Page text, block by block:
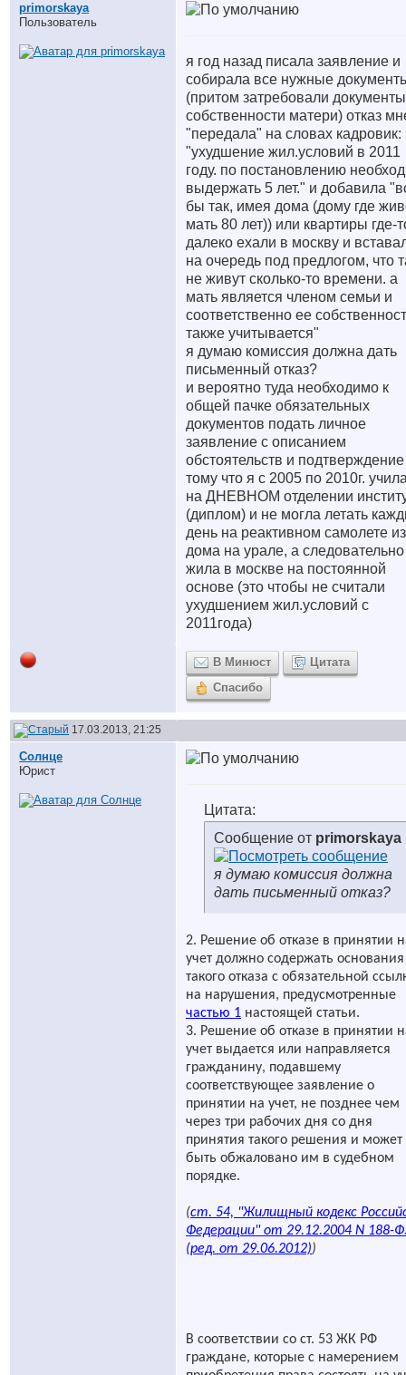
primorskaya
Пользователь
я год назад писала заявление и
собирала все нужные
(притом затребовали
собственности матери) отказ
"передала" на словах кадровик:
"ухудшение жил.условий в 2011
году. по постановлению
выдержать 5 лет." и добавила
бы так, имея дома (дому где
мать 80 лет)) или квартиры где-
далеко ехали в москву и
на очередь под предлогом, что
не живут сколько-то времени. а
мать является членом семьи и
соответственно ее
также учитывается"
я думаю комиссия должна дать
письменный отказ?
и вероятно туда необходимо к
общей пачке обязательных
документов подать личное
заявление с описанием
обстоятельств и подтверждение
тому что я с 2005 по 2010г.
на ДНЕВНОМ отделении
(диплом) и не могла летать
день на реактивном самолете из
дома на урале, а следовательно
жила в москве на постоянной
основе (это чтобы не считали
ухудшением жил.условий с
2011года)
В Минюст
Цитата
Спасибо
17.03.2013, 21:25
Солнце
Юрист
Цитата:
Сообщение от primorskaya
я думаю комиссия должна
дать письменный отказ?
2. Решение об отказе в принятии
учет должно содержать основания
такого отказа с обязательной
на нарушения, предусмотренные
частью 1 настоящей статьи.
3. Решение об отказе в принятии
учет выдается или направляется
гражданину, подавшему
соответствующее заявление о
принятии на учет, не позднее чем
через три рабочих дня со дня
принятия такого решения и может
быть обжаловано им в судебном
порядке.
(ст. 54, "Жилищный кодекс
Федерации" от 29.12.2004 N 188-
(ред. от 29.06.2012))
В соответствии со ст. 53 ЖК РФ
граждане, которые с намерением